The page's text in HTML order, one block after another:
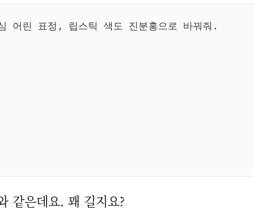
어린 표정, 립스틱 색도 진분홍으로 바꿔줘.
같은데요. 꽤 길지요?